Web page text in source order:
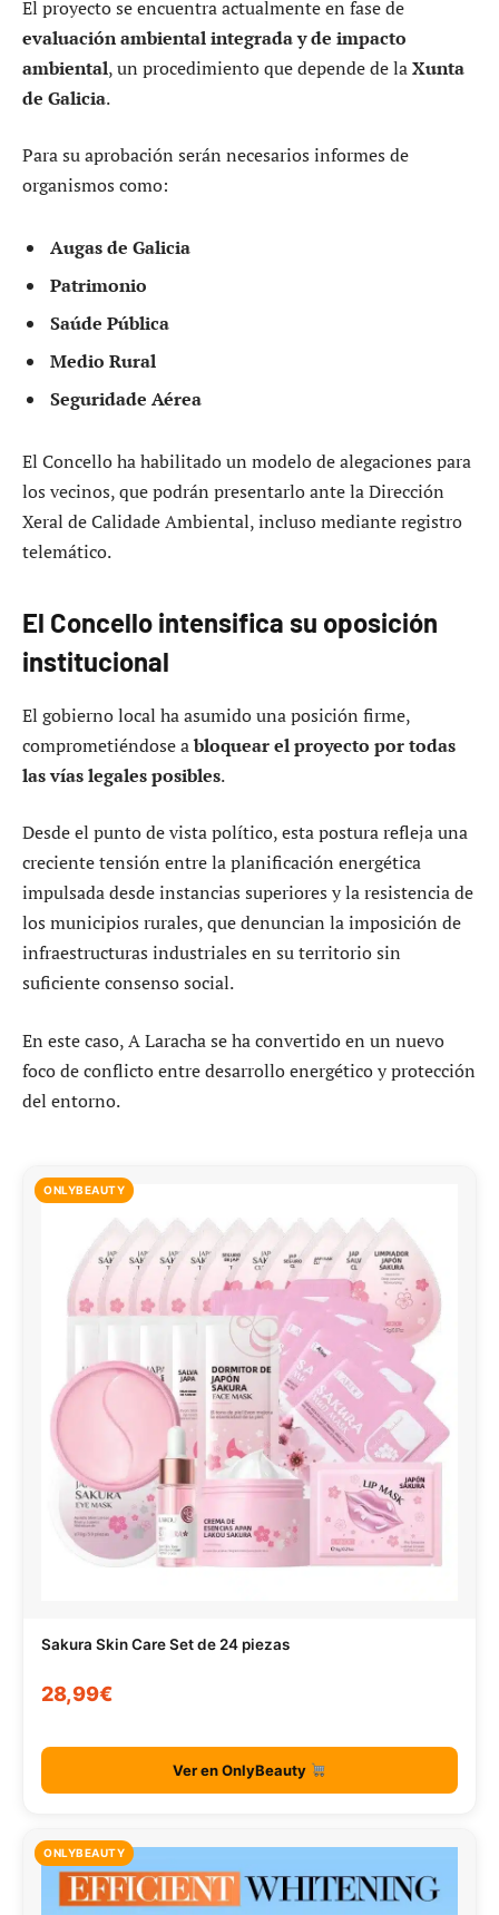
El proyecto se encuentra actualmente en fase de
evaluación ambiental integrada y de impacto
ambiental, un procedimiento que depende de laXunta
de Galicia.
Para su aprobación serán necesarios informes de
organismos como:
Augas de Galicia
Patrimonio
Saúde Pública
Medio Rural
Seguridade Aérea
El Concello ha habilitado un modelo de alegaciones para
los vecinos, que podrán presentarlo ante la Dirección
Xeral de Calidade Ambiental, incluso mediante registro
telemático.
El Concello intensifica su oposición
institucional
El gobierno local ha asumido una posición firme,
comprometiéndose abloquear el proyecto por todas
las vías legales posibles.
Desde el punto de vista político, esta postura refleja una
creciente tensión entre la planificación energética
impulsada desde instancias superiores y la resistencia de
los municipios rurales, que denuncian la imposición de
infraestructuras industriales en su territorio sin
suficiente consenso social.
En este caso, A Laracha se ha convertido en un nuevo
foco de conflicto entre desarrollo energético y protección
del entorno.
ONLYBEAUTY
Sakura Skin Care Set de 24 piezas
28,99€
Ver en OnlyBeauty
ONLYBEAUTY